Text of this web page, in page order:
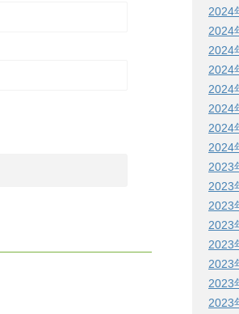
2024
2024
2024
2024
2024
2024
2024
2024
2023
2023
2023
2023
2023
2023
2023
2023